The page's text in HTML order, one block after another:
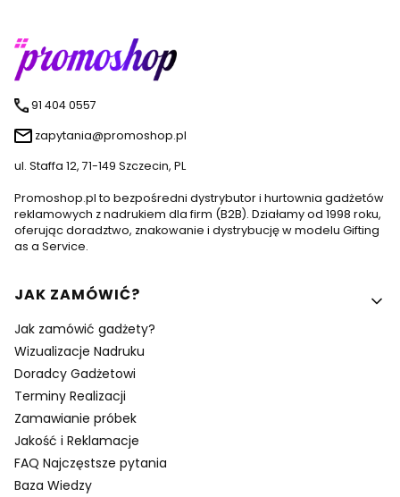
91 404 0557
zapytania@promoshop.pl
ul. Staffa 12, 71-149 Szczecin, PL
Promoshop.pl to bezpośredni dystrybutor i hurtownia gadżetów
reklamowych z nadrukiem dla firm (B2B). Działamy od 1998 roku,
oferując doradztwo, znakowanie i dystrybucję w modelu Gifting
as a Service.
Linki w stopce
JAK ZAMÓWIĆ?
Jak zamówić gadżety?
Wizualizacje Nadruku
Doradcy Gadżetowi
Terminy Realizacji
Zamawianie próbek
Jakość i Reklamacje
FAQ Najczęstsze pytania
Baza Wiedzy